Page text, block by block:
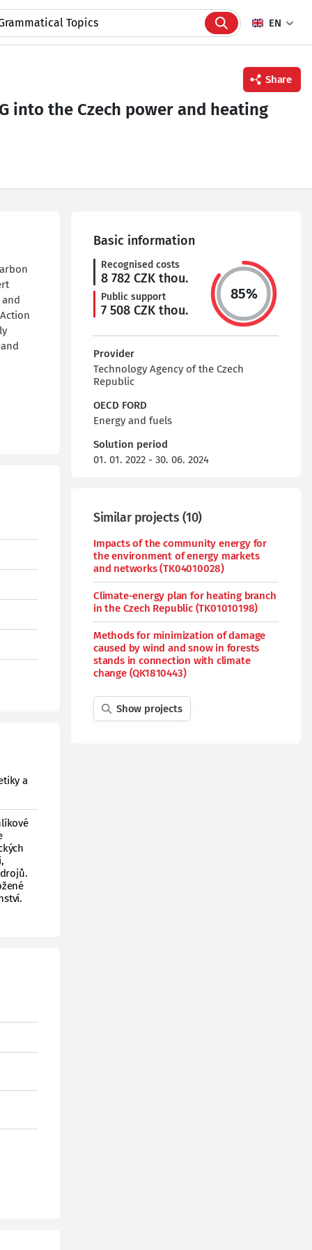
EN
Share
into the Czech power and heating
a
Basic information
Recognised costs
8 782 CZK thou.
Public support
7 508 CZK thou.
85%
Provider
Technology Agency of the Czech
Republic
OECD FORD
Energy and fuels
Solution period
01. 01. 2022 - 30. 06. 2024
Similar projects (10)
Impacts of the community energy for
the environment of energy markets
and networks (TK04010028)
Climate-energy plan for heating branch
in the Czech Republic (TK01010198)
Methods for minimization of damage
caused by wind and snow in forests
stands in connection with climate
change (QK1810443)
Show projects